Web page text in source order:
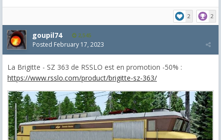
2 2
goupil74 2,545
Posted February 17, 2023
La Brigitte - SZ 363 de RSSLO est en promotion -50% :
https://www.rsslo.com/product/brigitte-sz-363/